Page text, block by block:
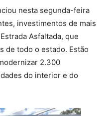
nesta segunda-feira
investimentos de mais
Asfaltada, que
de todo o estado. Estão
2.300
do interior e do